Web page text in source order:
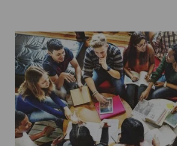
El módulo transversal de